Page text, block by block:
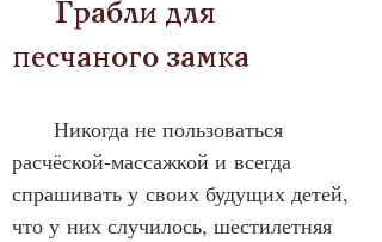
Грабли для
песчаного замка
Никогда не пользоваться
расчёской‑массажкой и всегда
спрашивать у своих будущих детей,
что у них случилось, шестилетняя